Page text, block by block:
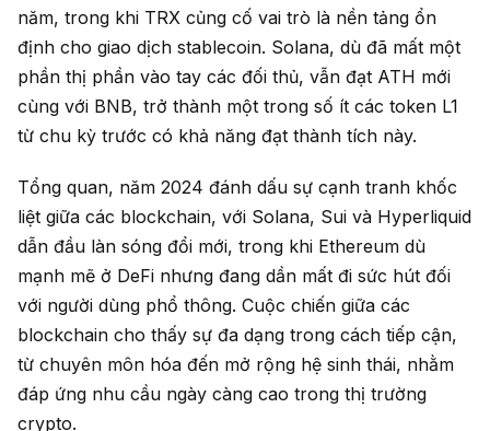
năm, trong khi TRX củng cố vai trò là nền tảng ổn
định cho giao dịch stablecoin. Solana, dù đã mất một
phần thị phần vào tay các đối thủ, vẫn đạt ATH mới
cùng với BNB, trở thành một trong số ít các token L1
từ chu kỳ trước có khả năng đạt thành tích này.
Tổng quan, năm 2024 đánh dấu sự cạnh tranh khốc
liệt giữa các blockchain, với Solana, Sui và Hyperliquid
dẫn đầu làn sóng đổi mới, trong khi Ethereum dù
mạnh mẽ ở DeFi nhưng đang dần mất đi sức hút đối
với người dùng phổ thông. Cuộc chiến giữa các
blockchain cho thấy sự đa dạng trong cách tiếp cận,
từ chuyên môn hóa đến mở rộng hệ sinh thái, nhằm
đáp ứng nhu cầu ngày càng cao trong thị trường
crypto.